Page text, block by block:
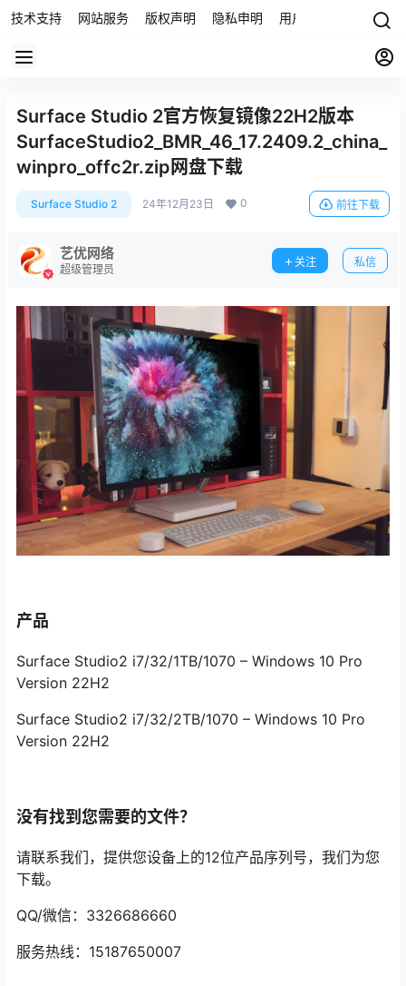
技术支持 网站服务 版权声明 隐私申明 用户协议 联系我们
Surface Studio 2官方恢复镜像22H2版本
SurfaceStudio2_BMR_46_17.2409.2_china_
winpro_offc2r.zip网盘下载
Surface Studio 2 24年12月23日 0 前往下载
艺优网络
超级管理员
关注 私信
产品
Surface Studio2 i7/32/1TB/1070 – Windows 10 Pro
Version 22H2
Surface Studio2 i7/32/2TB/1070 – Windows 10 Pro
Version 22H2
没有找到您需要的文件？
请联系我们，提供您设备上的12位产品序列号，我们为您
下载。
QQ/微信：3326686660
服务热线：15187650007